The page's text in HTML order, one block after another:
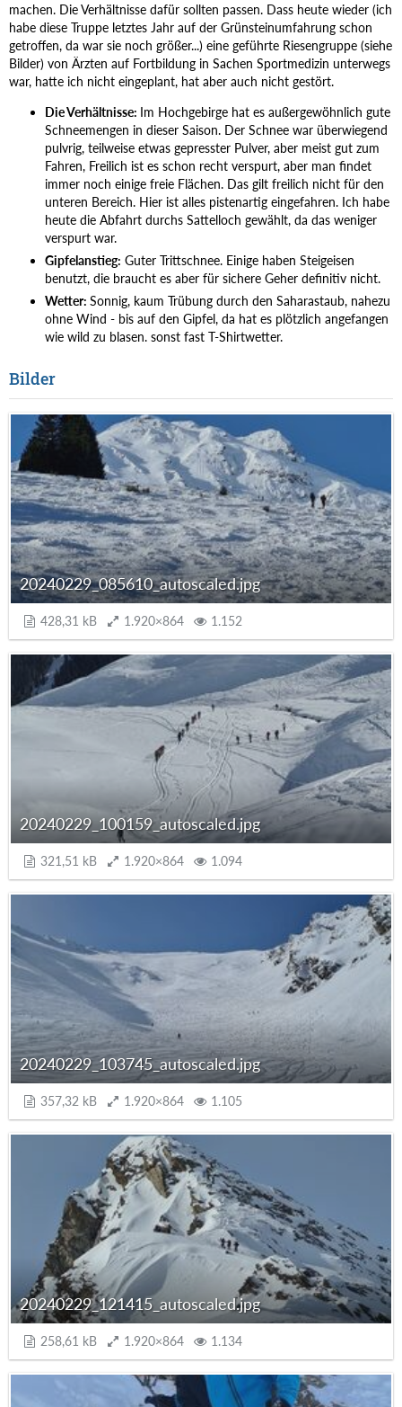
machen. Die Verhältnisse dafür sollten passen. Dass heute wieder (ich
habe diese Truppe letztes Jahr auf der Grünsteinumfahrung schon
getroffen, da war sie noch größer...) eine geführte Riesengruppe (siehe
Bilder) von Ärzten auf Fortbildung in Sachen Sportmedizin unterwegs
war, hatte ich nicht eingeplant, hat aber auch nicht gestört.
Die Verhältnisse: Im Hochgebirge hat es außergewöhnlich gute
Schneemengen in dieser Saison. Der Schnee war überwiegend
pulvrig, teilweise etwas gepresster Pulver, aber meist gut zum
Fahren, Freilich ist es schon recht verspurt, aber man findet
immer noch einige freie Flächen. Das gilt freilich nicht für den
unteren Bereich. Hier ist alles pistenartig eingefahren. Ich habe
heute die Abfahrt durchs Sattelloch gewählt, da das weniger
verspurt war.
Gipfelanstieg: Guter Trittschnee. Einige haben Steigeisen
benutzt, die braucht es aber für sichere Geher definitiv nicht.
Wetter: Sonnig, kaum Trübung durch den Saharastaub, nahezu
ohne Wind - bis auf den Gipfel, da hat es plötzlich angefangen
wie wild zu blasen. sonst fast T-Shirtwetter.
Bilder
20240229_085610_autoscaled.jpg
428,31 kB 1.920×864 1.152
20240229_100159_autoscaled.jpg
321,51 kB 1.920×864 1.094
20240229_103745_autoscaled.jpg
357,32 kB 1.920×864 1.105
20240229_121415_autoscaled.jpg
258,61 kB 1.920×864 1.134